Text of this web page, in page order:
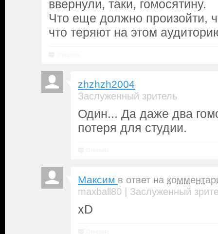
ввернули, таки, гомосятину.
Что еще должно произойти,
что теряют на этом
zhzhzh2004
Заслуженный зритель
Один... Да даже два
потеря для студии.
Максим в ответ на
maxball80 | Заслуженный
xD